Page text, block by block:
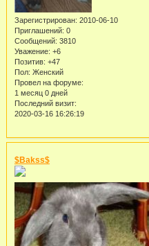
Зарегистрирован: 2010-06-10
Приглашений: 0
Сообщений: 3810
Уважение: +6
Позитив: +47
Пол: Женский
Провел на форуме:
1 месяц 0 дней
Последний визит:
2020-03-16 16:26:19
$Bakss$